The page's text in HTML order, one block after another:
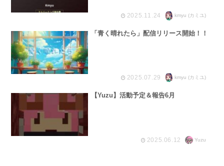
2025.11.24 kmyu (カミユ)
「青く晴れたら」配信リリース開始！！
2025.07.29 kmyu (カミユ)
【Yuzu】活動予定＆報告6月
2025.06.12 Yuzu